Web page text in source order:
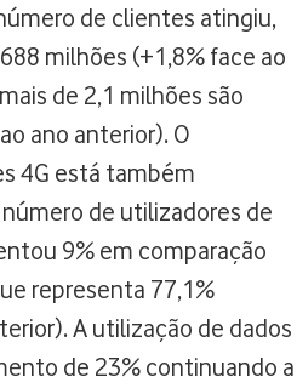
de clientes atingiu,
milhões (+1,8% face ao
de 2,1 milhões são
ano anterior). O
4G está também
de utilizadores de
9% em comparação
representa 77,1%
A utilização de dados
de 23% continuando a